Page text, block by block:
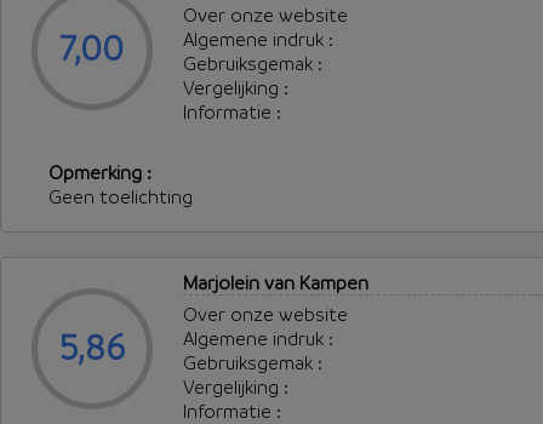
7,00
Over onze website
Algemene indruk :
Gebruiksgemak :
Vergelijking :
Informatie :
Opmerking :
Geen toelichting
5,86
Marjolein van Kampen
Over onze website
Algemene indruk :
Gebruiksgemak :
Vergelijking :
Informatie :